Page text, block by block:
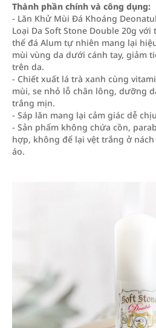
Thành phần chính và công dụng:
- Lăn Khử Mùi Đá Khoáng
Loại Da Soft Stone Double 20g
thể đá Alum tự nhiên mang lại
mùi vùng da dưới cánh tay, giảm
trên da.
- Chiết xuất lá trà xanh cùng
mùi, se nhỏ lỗ chân lông, dưỡng
trắng mịn.
- Sáp lăn mang lại cảm giác dễ
- Sản phẩm không chứa cồn,
hợp, không để lại vệt trắng ở
áo.